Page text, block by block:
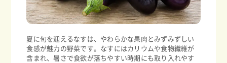
夏に旬を迎えるなすは、やわらかな果肉とみずみずしい
食感が魅力の野菜です。なすにはカリウムや食物繊維が
含まれ、暑さで食欲が落ちやすい時期にも取り入れやす